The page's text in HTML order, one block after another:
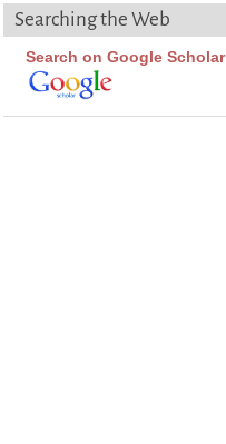
Searching the Web
Search on Google Scholar